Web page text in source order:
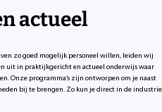
actueel
zo goed mogelijk personeel willen, leiden wij
uit in praktijkgericht en actueel onderwijs waar
Onze programma’s zijn ontworpen om je naast
bij te brengen. Zo kun je direct in de industrie